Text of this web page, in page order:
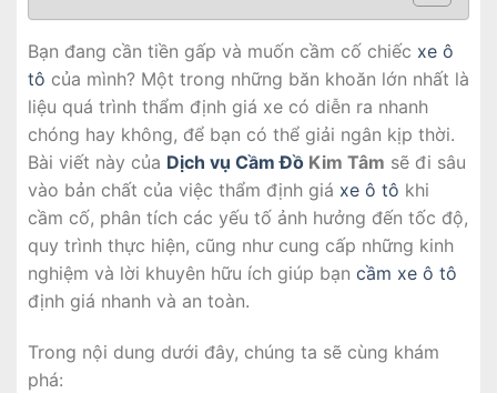
Bạn đang cần tiền gấp và muốn cầm cố chiếc xe ô
tô của mình? Một trong những băn khoăn lớn nhất là
liệu quá trình thẩm định giá xe có diễn ra nhanh
chóng hay không, để bạn có thể giải ngân kịp thời.
Bài viết này của Dịch vụ Cầm Đồ Kim Tâm sẽ đi sâu
vào bản chất của việc thẩm định giá xe ô tô khi
cầm cố, phân tích các yếu tố ảnh hưởng đến tốc độ,
quy trình thực hiện, cũng như cung cấp những kinh
nghiệm và lời khuyên hữu ích giúp bạn cầm xe ô tô
định giá nhanh và an toàn.
Trong nội dung dưới đây, chúng ta sẽ cùng khám
phá: